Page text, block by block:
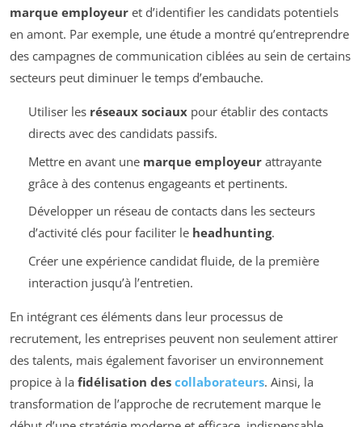
marque employeur et d’identifier les candidats potentiels
en amont. Par exemple, une étude a montré qu’entreprendre
des campagnes de communication ciblées au sein de certains
secteurs peut diminuer le temps d’embauche.
Utiliser les réseaux sociauxpour établir des contacts
directs avec des candidats passifs.
Mettre en avant une marque employeurattrayante
grâce à des contenus engageants et pertinents.
Développer un réseau de contacts dans les secteurs
d’activité clés pour faciliter le headhunting.
Créer une expérience candidat fluide, de la première
interaction jusqu’à l’entretien.
En intégrant ces éléments dans leur processus de
recrutement, les entreprises peuvent non seulement attirer
des talents, mais également favoriser un environnement
propice à la fidélisation des collaborateurs. Ainsi, la
transformation de l’approche de recrutement marque le